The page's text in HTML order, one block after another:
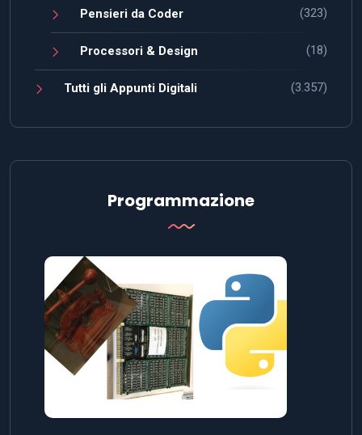
Pensieri da Coder (323)
Processori & Design (18)
Tutti gli Appunti Digitali (3.357)
Programmazione